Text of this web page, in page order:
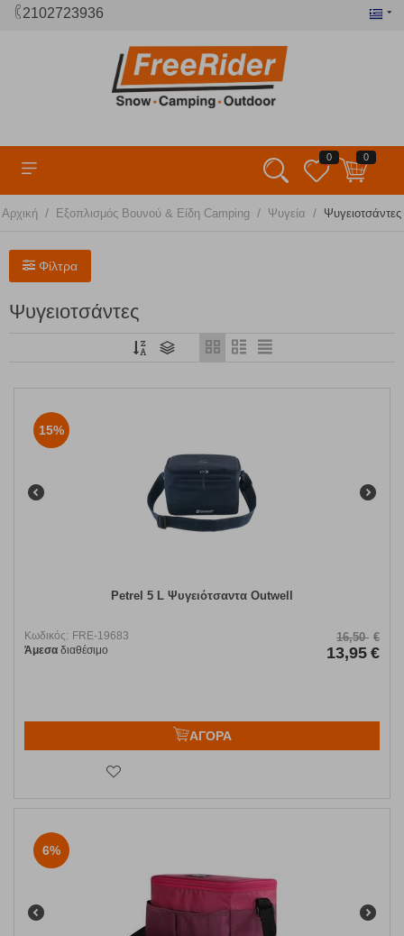
2102723936
0 0
Αρχική / Εξοπλισμός Βουνού & Είδη Camping / Ψυγεία / Ψυγειοτσάντες
Φίλτρα
Ψυγειοτσάντες
15%
Petrel 5 L Ψυγειότσαντα Outwell
Κωδικός: FRE-19683
Άμεσα διαθέσιμο
16,50 €
13,95 €
ΑΓΟΡΑ
6%